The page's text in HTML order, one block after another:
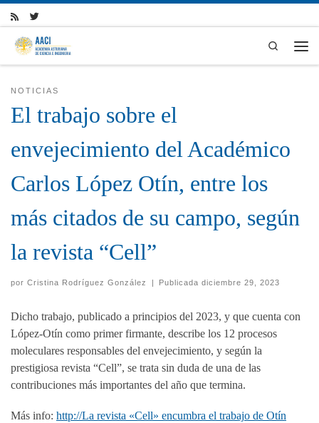
Skip to content
Search
NOTICIAS
El trabajo sobre el
envejecimiento del Académico
Carlos López Otín, entre los
más citados de su campo, según
la revista “Cell”
por Cristina Rodríguez González | Publicadadiciembre 29, 2023
Dicho trabajo, publicado a principios del 2023, y que cuenta con
López-Otín como primer firmante, describe los 12 procesos
moleculares responsables del envejecimiento, y según la
prestigiosa revista “Cell”, se trata sin duda de una de las
contribuciones más importantes del año que termina.
Más info: http://La revista «Cell» encumbra el trabajo de Otín